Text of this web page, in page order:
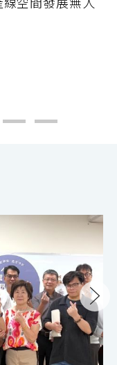
空間發展無人